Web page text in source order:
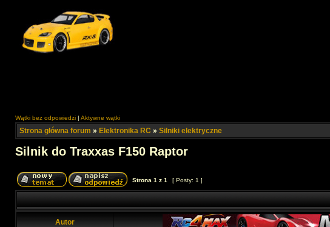
Wątki bez odpowiedzi | Aktywne wątki
Strona główna forum » Elektronika RC » Silniki elektryczne
Silnik do Traxxas F150 Raptor
Strona 1 z 1 [ Posty: 1 ]
Autor